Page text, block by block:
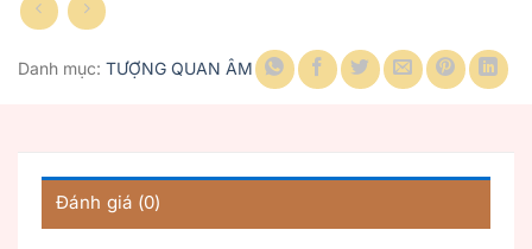
Danh mục: TƯỢNG QUAN ÂM
Đánh giá (0)